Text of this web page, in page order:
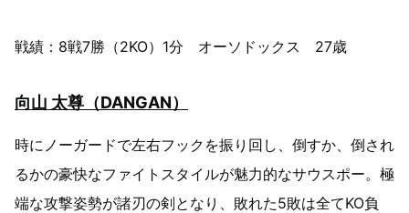
戦績：8戦7勝（2KO）1分 オーソドックス 27歳
向山 太尊（DANGAN）
時にノーガードで左右フックを振り回し、倒すか、倒され
るかの豪快なファイトスタイルが魅力的なサウスポー。極
端な攻撃姿勢が諸刃の剣となり、敗れた5敗は全てKO負